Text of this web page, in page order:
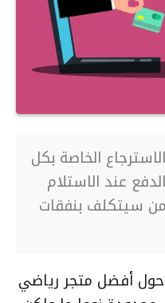
الخاصة بكل
عند الاستلام
من سيتكلف بنفقات
أفضل متجر رياضي